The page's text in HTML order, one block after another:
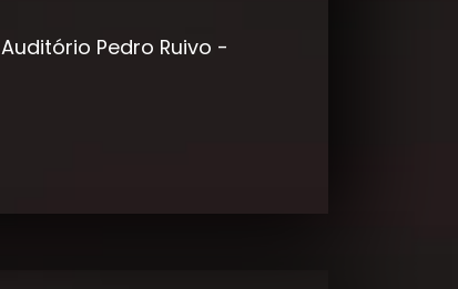
Auditório Pedro Ruivo -